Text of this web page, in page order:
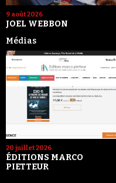
9 août 2026
JOEL WEBBON
Médias
20 juillet 2026
ÉDITIONS MARCO
PIETTEUR